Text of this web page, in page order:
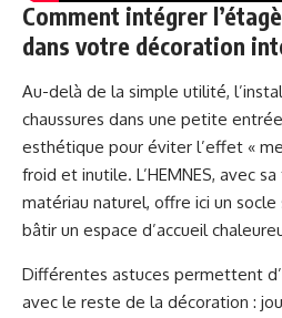
Comment intégrer
dans votre décoration
Au-delà de la simple utilité,
chaussures dans une petite
esthétique pour éviter l’effet «
froid et inutile. L’HEMNES, avec
matériau naturel, offre ici un
bâtir un espace d’accueil
Différentes astuces permettent
avec le reste de la décoration :